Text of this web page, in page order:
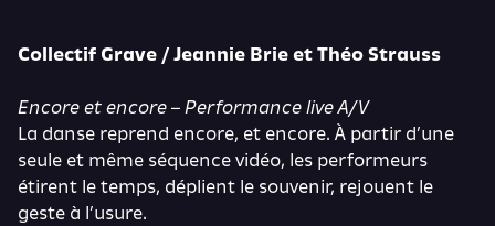
Collectif Grave / Jeannie Brie et Théo Strauss
Encore et encore – Performance live A/V
La danse reprend encore, et encore. À partir d’une
seule et même séquence vidéo, les performeurs
étirent le temps, déplient le souvenir, rejouent le
geste à l’usure.